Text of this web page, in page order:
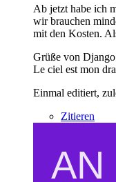
Ab jetzt habe ich
wir brauchen
mit den Kosten.
Grüße von Django
Le ciel est mon
Einmal editiert,
Zitieren